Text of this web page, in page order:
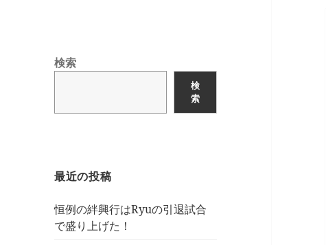
検索
検
索
最近の投稿
恒例の絆興行はRyuの引退試合
で盛り上げた！